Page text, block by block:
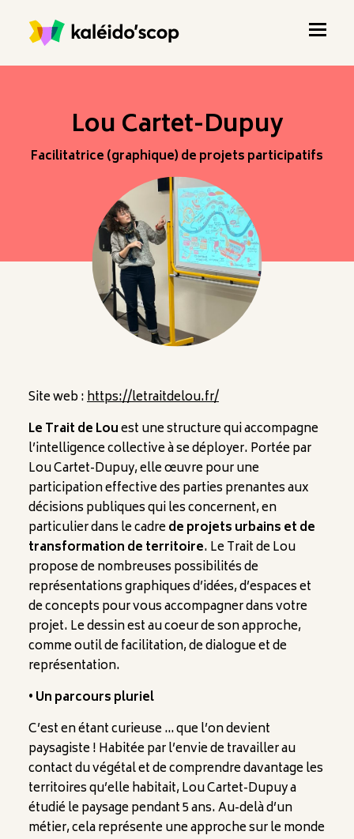
Lou Cartet-Dupuy
Facilitatrice (graphique) de projets participatifs
Site web :https://letraitdelou.fr/
Le Trait de Louest une structure qui accompagne
l’intelligence collective à se déployer. Portée par
Lou Cartet-Dupuy, elle œuvre pour une
participation effective des parties prenantes aux
décisions publiques qui les concernent, en
particulier dans le cadrede projets urbains et de
transformation de territoire. Le Trait de Lou
propose de nombreuses possibilités de
représentations graphiques d’idées, d’espaces et
de concepts pour vous accompagner dans votre
projet. Le dessin est au coeur de son approche,
comme outil de facilitation, de dialogue et de
représentation.
• Un parcours pluriel
C’est en étant curieuse … que l’on devient
paysagiste ! Habitée par l’envie de travailler au
contact du végétal et de comprendre davantage les
territoires qu’elle habitait, Lou Cartet-Dupuy a
étudié le paysage pendant 5 ans. Au-delà d’un
métier, cela représente une approche sur le monde